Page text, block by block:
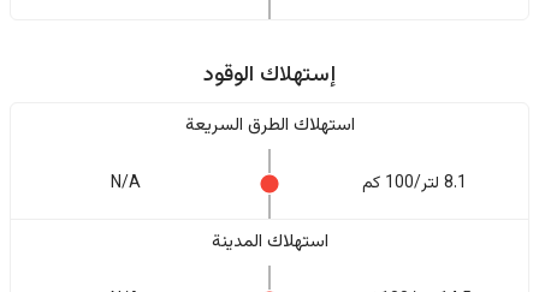
إستهلاك الوقود
استهلاك الطرق السريعة
8.1 لتر/100 كم N/A
استهلاك المدينة